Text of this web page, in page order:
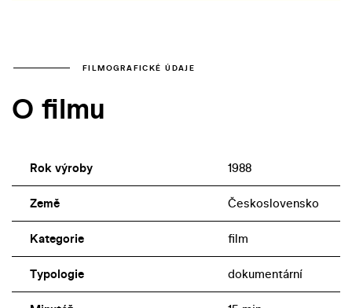
FILMOGRAFICKÉ ÚDAJE
O filmu
Rok výroby 1988
Země Československo
Kategorie film
Typologie dokumentární